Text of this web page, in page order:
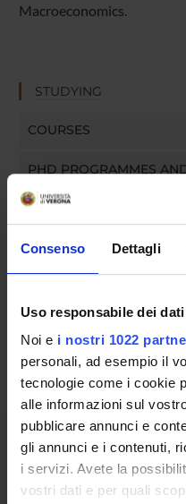
Consenso Dettagli
Uso responsabile dei dati
Noi e i nostri 1022
personali, ad esempio il
tecnologie come i cookie
alle informazioni sul
pubblicare annunci e
gli annunci e i contenuti,
i servizi. Avete la
vostri dati e per quali
Macroeconomics.
STUDYING
COURSES
PHD PROGRAMMES
Calendar